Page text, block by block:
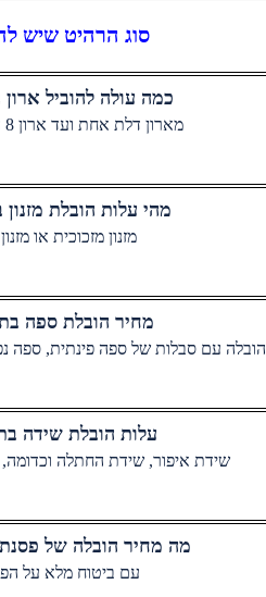
סוג הרהיט שיש
כמה עולה להוביל
מארון דלת אחת ועד ארון 8 דלתות ויותר
מהי עלות הובלת מזנון
מזנון מזכוכית או
מחיר הובלת ספה
הובלה עם סבלות של ספה פינתית, ספה
עלות הובלת שידה
שידת איפור, שידת החתלה וכדומה,
מה מחיר הובלה של
עם ביטוח מלא על